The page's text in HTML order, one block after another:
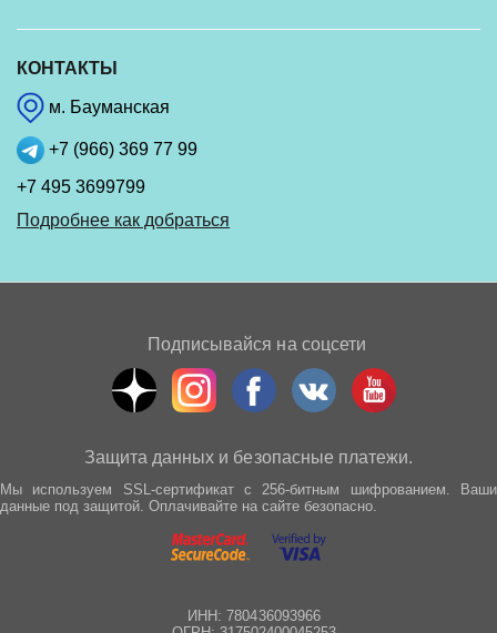
КОНТАКТЫ
м. Бауманская
+7 (966) 369 77 99
+7 495 3699799
Подробнее как добраться
Подписывайся на соцсети
Защита данных и безопасные платежи.
Мы используем SSL-сертификат с 256-битным шифрованием. Ваши
данные под защитой. Оплачивайте на сайте безопасно.
ИНН: 780436093966